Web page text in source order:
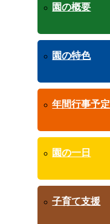
園の概要
園の特色
年間行事予定
園の一日
子育て支援